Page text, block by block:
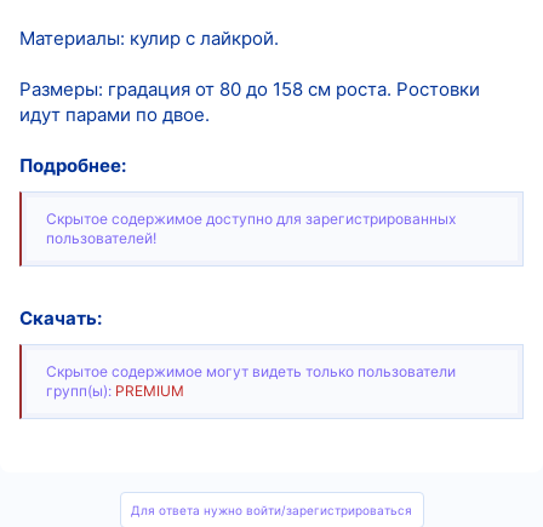
Материалы: кулир с лайкрой.
Размеры: градация от 80 до 158 см роста. Ростовки
идут парами по двое.
Подробнее:
Скрытое содержимое доступно для зарегистрированных
пользователей!
Скачать:
Скрытое содержимое могут видеть только пользователи
групп(ы): PREMIUM
Для ответа нужно войти/зарегистрироваться